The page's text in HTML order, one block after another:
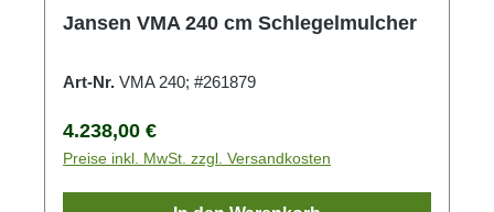
Jansen VMA 240 cm Schlegelmulcher
Art-Nr. VMA 240; #261879
Regulärer Preis:
4.238,00 €
Preise inkl. MwSt. zzgl. Versandkosten